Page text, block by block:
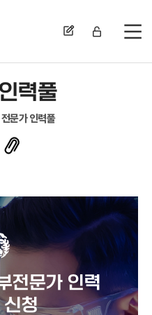
전
력풀
전문가 인력풀
전문가 인력
신청